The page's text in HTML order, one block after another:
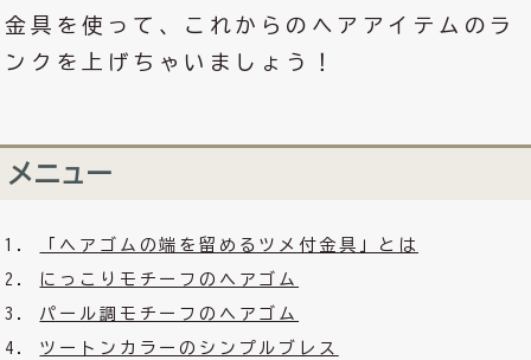
金具を使って、これからのヘアアイテムのラ
ンクを上げちゃいましょう！
メニュー
「ヘアゴムの端を留めるツメ付金具」とは
にっこりモチーフのヘアゴム
パール調モチーフのヘアゴム
ツートンカラーのシンプルブレス